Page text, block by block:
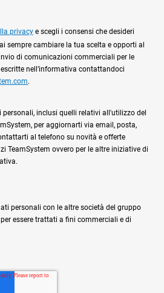
privacy e scegli i consensi che desideri
sempre cambiare la tua scelta e opporti al
di comunicazioni commerciali per le
nell’informativa contattandoci
.
inclusi quelli relativi all'utilizzo del
per aggiornarti via email, posta,
al telefono su novità e offerte
TeamSystem ovvero per le altre iniziative di
personali con le altre società del gruppo
essere trattati a fini commerciali e di